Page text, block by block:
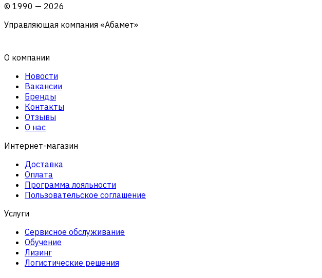
© 1990 — 2026
Управляющая компания «Абамет»
О компании
Новости
Вакансии
Бренды
Контакты
Отзывы
О нас
Интернет-магазин
Доставка
Оплата
Программа лояльности
Пользовательское соглашение
Услуги
Сервисное обслуживание
Обучение
Лизинг
Логистические решения